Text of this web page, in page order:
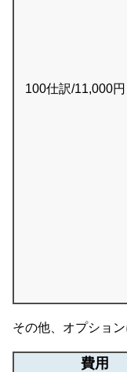
100仕訳/11,000円
その他、オプショ
費用